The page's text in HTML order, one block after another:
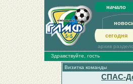
начало
сегодня
архив
Здравствуйте, гость
Визитка команды
СПАС-